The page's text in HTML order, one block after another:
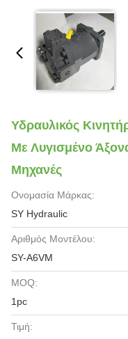
Υδραυλικός
Με Λυγισμένο
Μηχανές
Ονομασία Μάρκας:
SY Hydraulic
Αριθμός Μοντέλου:
SY-A6VM
MOQ:
1pc
Τιμή: